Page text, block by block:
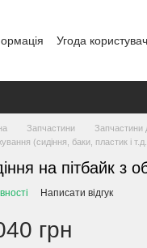
Угода
Запчастини Запчастини
(сидіння, баки, пластик і
на пітбайк з
Написати відгук
грн